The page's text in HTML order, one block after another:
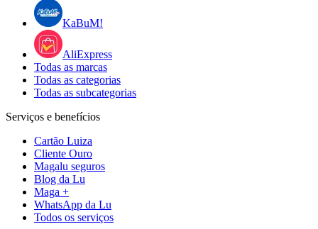
KaBuM!
AliExpress
Todas as marcas
Todas as categorias
Todas as subcategorias
Serviços e benefícios
Cartão Luiza
Cliente Ouro
Magalu seguros
Blog da Lu
Maga +
WhatsApp da Lu
Todos os serviços